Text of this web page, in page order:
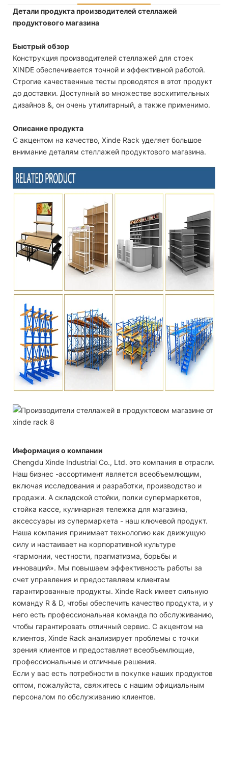
Детали продукта производителей стеллажей
продуктового магазина
Быстрый обзор
Конструкция производителей стеллажей для стоек
XINDE обеспечивается точной и эффективной работой.
Строгие качественные тесты проводятся в этот продукт
до доставки. Доступный во множестве восхитительных
дизайнов &, он очень утилитарный, а также применимо.
Описание продукта
С акцентом на качество, Xinde Rack уделяет большое
внимание деталям стеллажей продуктового магазина.
Информация о компании
Chengdu Xinde Industrial Co., Ltd. это компания в отрасли.
Наш бизнес -ассортимент является всеобъемлющим,
включая исследования и разработки, производство и
продажи. А складской стойки, полки супермаркетов,
стойка кассе, кулинарная тележка для магазина,
аксессуары из супермаркета - наш ключевой продукт.
Наша компания принимает технологию как движущую
силу и настаивает на корпоративной культуре
«гармонии, честности, прагматизма, борьбы и
инноваций». Мы повышаем эффективность работы за
счет управления и предоставляем клиентам
гарантированные продукты. Xinde Rack имеет сильную
команду R & D, чтобы обеспечить качество продукта, и у
него есть профессиональная команда по обслуживанию,
чтобы гарантировать отличный сервис. С акцентом на
клиентов, Xinde Rack анализирует проблемы с точки
зрения клиентов и предоставляет всеобъемлющие,
профессиональные и отличные решения.
Если у вас есть потребности в покупке наших продуктов
оптом, пожалуйста, свяжитесь с нашим официальным
персоналом по обслуживанию клиентов.